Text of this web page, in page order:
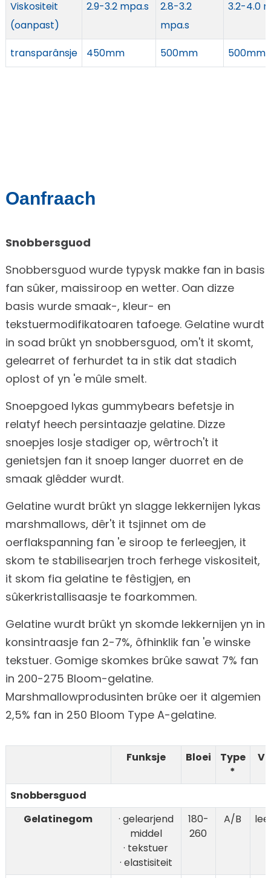
Viskositeit
(oanpast)
2.9-3.2 mpa.s
2.8-3.2
mpa.s
3.2-4.0
transparânsje 450mm 500mm 500mm
Oanfraach
Snobbersguod
Snobbersguod wurde typysk makke fan in basis
fan sûker, maissiroop en wetter. Oan dizze
basis wurde smaak-, kleur- en
tekstuermodifikatoaren tafoege. Gelatine wurdt
in soad brûkt yn snobbersguod, om't it skomt,
gelearret of ferhurdet ta in stik dat stadich
oplost of yn 'e mûle smelt.
Snoepgoed lykas gummybears befetsje in
relatyf heech persintaazje gelatine. Dizze
snoepjes losje stadiger op, wêrtroch't it
genietsjen fan it snoep langer duorret en de
smaak glêdder wurdt.
Gelatine wurdt brûkt yn slagge lekkernijen lykas
marshmallows, dêr't it tsjinnet om de
oerflakspanning fan 'e siroop te ferleegjen, it
skom te stabilisearjen troch ferhege viskositeit,
it skom fia gelatine te fêstigjen, en
sûkerkristallisaasje te foarkommen.
Gelatine wurdt brûkt yn skomde lekkernijen yn in
konsintraasje fan 2-7%, ôfhinklik fan 'e winske
tekstuer. Gomige skomkes brûke sawat 7% fan
in 200-275 Bloom-gelatine.
Marshmallowprodusinten brûke oer it algemien
2,5% fan in 250 Bloom Type A-gelatine.
Funksje Bloei
Type
*
Snobbersguod
Gelatinegom
· gelearjend
middel
· tekstuer
· elastisiteit
180-
260
A/B